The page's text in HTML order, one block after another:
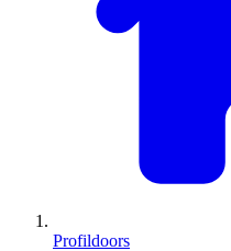
Profildoors